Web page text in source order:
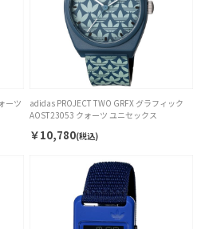
ーツ
adidas PROJECT TWO GRFX グラフィック
AOST23053 クォーツ ユニセックス
￥10,780(税込)